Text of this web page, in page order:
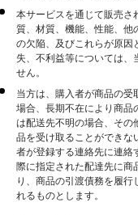
本サービスを通じて販売さ
質、材質、機能、性能、他
の欠陥、及びこれらが原因
失、不利益等については、
せん。
当方は、購入者が商品の受
場合、長期不在により商品
は配送先不明の場合、その
品を受け取ることができな
者が登録する連絡先に連絡
際に指定された配達先に商
り、商品の引渡債務を履行
れるものとします。